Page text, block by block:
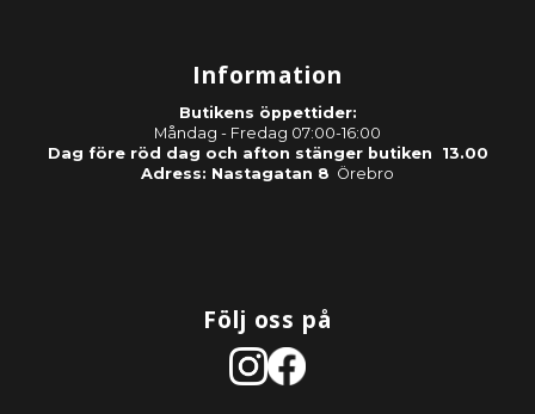
Information
Butikens öppettider:
Måndag - Fredag 07:00-16:00
Dag före röd dag och afton stänger butiken 13.00
Adress: Nastagatan 8 Örebro
Följ oss på